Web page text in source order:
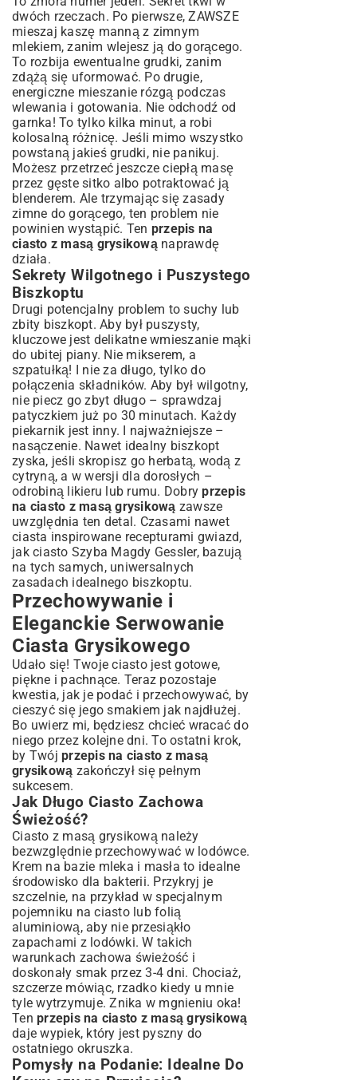
dwóch rzeczach. Po pierwsze, ZAWSZE
mieszaj kaszę manną z zimnym
mlekiem, zanim wlejesz ją do gorącego.
To rozbija ewentualne grudki, zanim
zdążą się uformować. Po drugie,
energiczne mieszanie rózgą podczas
wlewania i gotowania. Nie odchodź od
garnka! To tylko kilka minut, a robi
kolosalną różnicę. Jeśli mimo wszystko
powstaną jakieś grudki, nie panikuj.
Możesz przetrzeć jeszcze ciepłą masę
przez gęste sitko albo potraktować ją
blenderem. Ale trzymając się zasady
zimne do gorącego, ten problem nie
powinien wystąpić. Ten przepis na
ciasto z masą grysikowąnaprawdę
działa.
Sekrety Wilgotnego i Puszystego
Biszkoptu
Drugi potencjalny problem to suchy lub
zbity biszkopt. Aby był puszysty,
kluczowe jest delikatne wmieszanie mąki
do ubitej piany. Nie mikserem, a
szpatułką! I nie za długo, tylko do
połączenia składników. Aby był wilgotny,
nie piecz go zbyt długo – sprawdzaj
patyczkiem już po 30 minutach. Każdy
piekarnik jest inny. I najważniejsze –
nasączenie. Nawet idealny biszkopt
zyska, jeśli skropisz go herbatą, wodą z
cytryną, a w wersji dla dorosłych –
odrobiną likieru lub rumu. Dobryprzepis
na ciasto z masą grysikową zawsze
uwzględnia ten detal. Czasami nawet
ciasta inspirowane recepturami gwiazd,
jak ciasto Szyba Magdy Gessler, bazują
na tych samych, uniwersalnych
zasadach idealnego biszkoptu.
Przechowywanie i
Eleganckie Serwowanie
Ciasta Grysikowego
Udało się! Twoje ciasto jest gotowe,
piękne i pachnące. Teraz pozostaje
kwestia, jak je podać i przechowywać, by
cieszyć się jego smakiem jak najdłużej.
Bo uwierz mi, będziesz chcieć wracać do
niego przez kolejne dni. To ostatni krok,
by Twój przepis na ciasto z masą
grysikową zakończył się pełnym
sukcesem.
Jak Długo Ciasto Zachowa
Świeżość?
Ciasto z masą grysikową należy
bezwzględnie przechowywać w lodówce.
Krem na bazie mleka i masła to idealne
środowisko dla bakterii. Przykryj je
szczelnie, na przykład w specjalnym
pojemniku na ciasto lub folią
aluminiową, aby nie przesiąkło
zapachami z lodówki. W takich
warunkach zachowa świeżość i
doskonały smak przez 3-4 dni. Chociaż,
szczerze mówiąc, rzadko kiedy u mnie
tyle wytrzymuje. Znika w mgnieniu oka!
Ten przepis na ciasto z masą grysikową
daje wypiek, który jest pyszny do
ostatniego okruszka.
Pomysły na Podanie: Idealne Do